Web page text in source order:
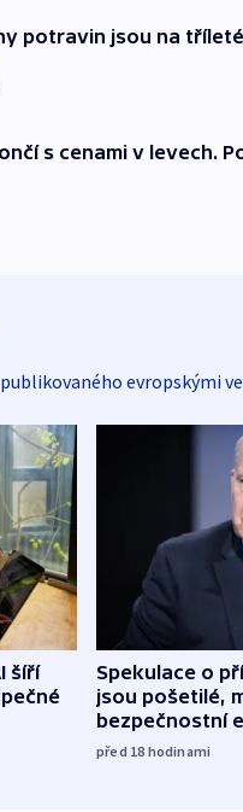
potravin jsou na
s cenami v levech.
evropskými
šíří
Spekulace o
jsou pošetilé,
bezpečnostní
před 18 hodinami